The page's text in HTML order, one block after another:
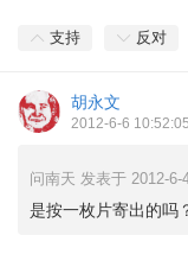
支持 反对
胡永文
2012-6-6 10:52:05
问南天 发表于 2012-6-
是按一枚片寄出的吗